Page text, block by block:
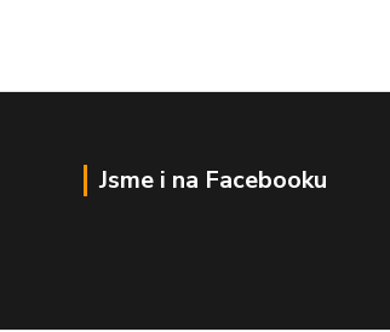
Jsme i na Facebooku